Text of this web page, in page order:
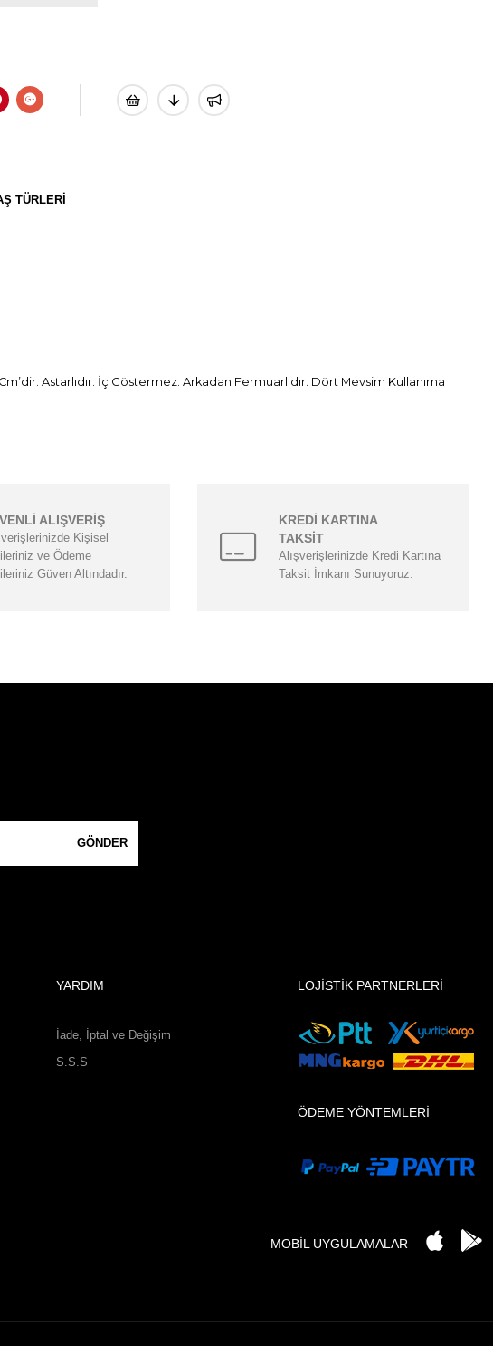
TÜRLERI
Astarlıdır. İç Göstermez. Arkadan Fermuarlıdır. Dört Mevsim Kullanıma
ALIŞVERİŞ
Kişisel
ve Ödeme
Güven Altındadır.
KREDİ KARTINA
TAKSİT
Alışverişlerinizde Kredi Kartına
Taksit İmkanı Sunuyoruz.
GÖNDER
YARDIM
İade, İptal ve Değişim
S.S.S
LOJİSTİK PARTNERLERİ
ÖDEME YÖNTEMLERİ
MOBİL UYGULAMALAR